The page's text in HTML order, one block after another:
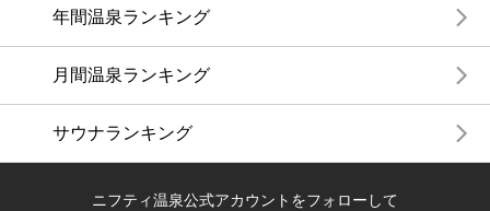
年間温泉ランキング
月間温泉ランキング
サウナランキング
ニフティ温泉公式アカウントをフォローして